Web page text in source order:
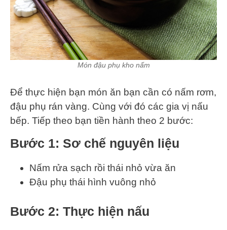
Món đậu phụ kho nấm
Để thực hiện bạn món ăn bạn cần có nấm rơm,
đậu phụ rán vàng. Cùng với đó các gia vị nấu
bếp. Tiếp theo bạn tiền hành theo 2 bước:
Bước 1: Sơ chế nguyên liệu
Nấm rửa sạch rồi thái nhỏ vừa ăn
Đậu phụ thái hình vuông nhỏ
Bước 2: Thực hiện nấu